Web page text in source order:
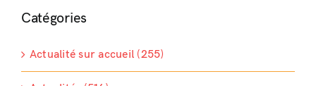
Catégories
Actualité sur accueil (255)